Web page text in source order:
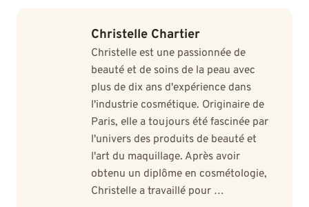
Christelle Chartier
Christelle est une passionnée de
beauté et de soins de la peau avec
plus de dix ans d'expérience dans
l'industrie cosmétique. Originaire de
Paris, elle a toujours été fascinée par
l'univers des produits de beauté et
l'art du maquillage. Après avoir
obtenu un diplôme en cosmétologie,
Christelle a travaillé pour …